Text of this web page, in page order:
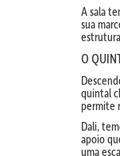
A sala
sua
O
quintal
permite
Dali,
apoio
uma